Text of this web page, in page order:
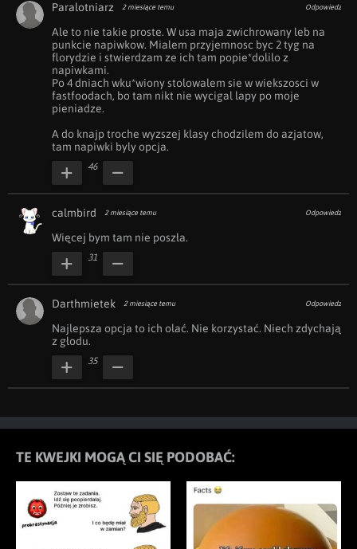
Paralotniarz 2 miesiące temu Odpowiedz
Ale to nie takie proste. W usa maja zwichrowany leb na
punkcie napiwkow. Mialem przyjemnosc byc 2 tyg na
florydzie i stwierdzam ze ich tam popie*dolilo z
napiwkami.
Po 4 dniach wku*wiony stolowalem sie w wiekszosci w
fastfoodach, bo tam nikt nie wycigal lapy po moje
pieniadze.
A do knajp troche wyzszej klasy chodzilem do azjatow,
tam napiwki byly opcja.
46
calmbird 2 miesiące temu Odpowiedz
Więcej bym tam nie poszła.
31
Darthmietek 2 miesiące temu Odpowiedz
Najlepsza opcja to ich olać. Nie korzystać. Niech zdychają
z głodu.
35
TE KWEJKI MOGĄ CI SIĘ PODOBAĆ: